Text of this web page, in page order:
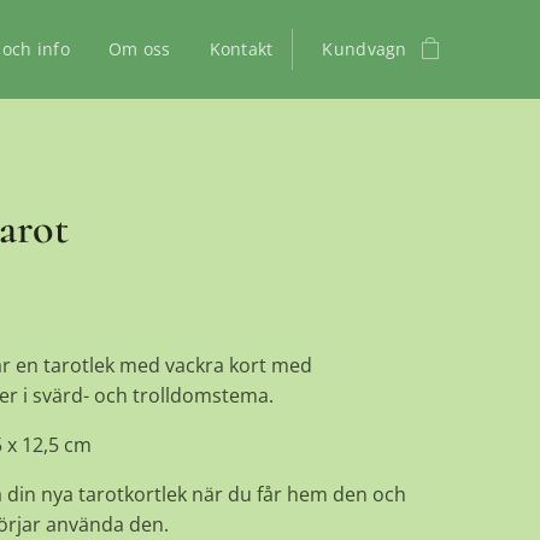
och info Om oss Kontakt Kundvagn
en tarotlek med vackra kort med
i svärd- och trolldomstema.
x 12,5 cm
din nya tarotkortlek när du får hem den och
använda den.